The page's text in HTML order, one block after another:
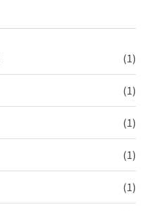
(1)
(1)
(1)
(1)
(1)